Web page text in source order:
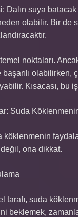
Dalın suya batacak
olabilir. Bir de
noktaları.
olabilirken,
Kısacası, bu
Suda
köklenmenin
ona dikkat.
tarafı, suda
beklemek,